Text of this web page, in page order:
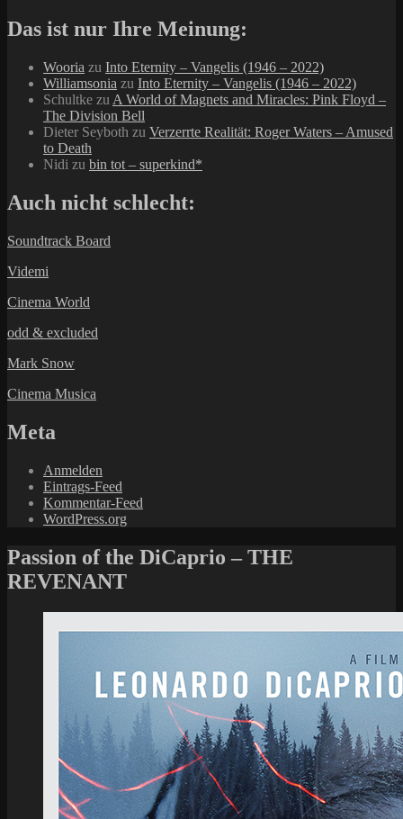
Das ist nur Ihre Meinung:
Wooria zu Into Eternity – Vangelis (1946 – 2022)
Williamsonia zu Into Eternity – Vangelis (1946 – 2022)
Schultke zu A World of Magnets and Miracles: Pink Floyd –
The Division Bell
Dieter Seyboth zu Verzerrte Realität: Roger Waters – Amused
to Death
Nidi zu bin tot – superkind*
Auch nicht schlecht:
Soundtrack Board
Videmi
Cinema World
odd & excluded
Mark Snow
Cinema Musica
Meta
Anmelden
Eintrags-Feed
Kommentar-Feed
WordPress.org
Passion of the DiCaprio – THE
REVENANT